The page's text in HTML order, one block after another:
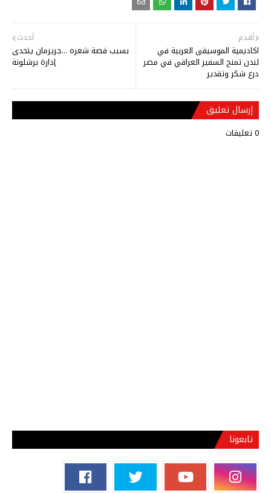
أحدث
بسبب قصة شعره ...جريزمان يتحدى
إدارة برشلونة
أقدم
اكاديمية الموسيقى العربية في
لندن تمنح السفير العراقي في مصر
درع شكر وتقدير
إرسال تعليق
0 تعليقات
تابعونا